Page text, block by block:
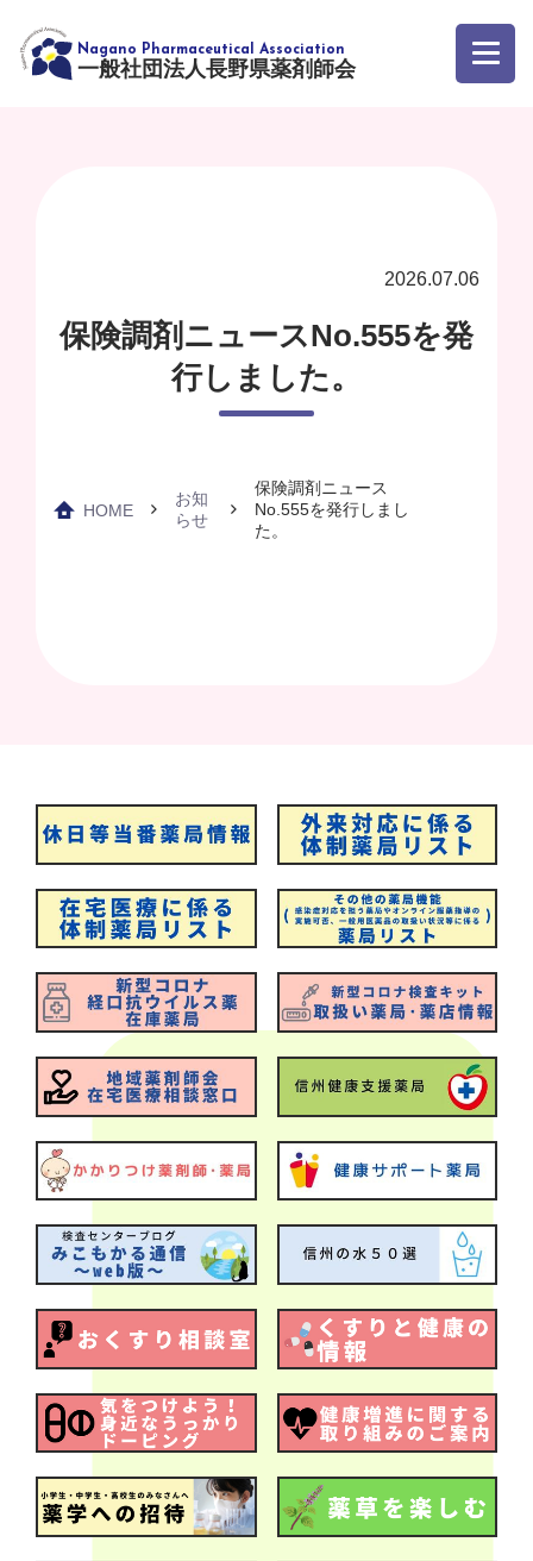
一般社団法人長野県薬剤師会
2026.07.06
保険調剤ニュースNo.555を発
行しました。
HOME
お知
らせ
保険調剤ニュース
No.555を発行しまし
た。